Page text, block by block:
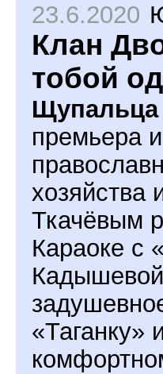
23.6.2020
Клан
тобой
Щупальца
премьера
хозяйства
Ткачёвым
Караоке с
«Таганку»